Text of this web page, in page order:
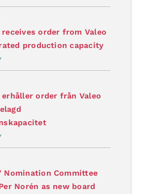
receives order from Valeo
production capacity
erhåller order från Valeo
Nomination Committee
Norén as new board